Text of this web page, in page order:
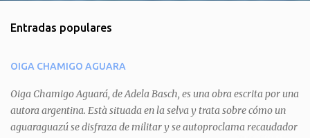
e
t
a
r
i
Entradas populares
OIGA CHAMIGO AGUARA
Oiga Chamigo Aguará, de Adela Basch, es una obra escrita por una
autora argentina. Està situada en la selva y trata sobre cómo un
aguaraguazú se disfraza de militar y se autoproclama recaudador